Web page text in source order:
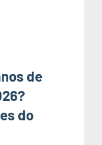
de
do